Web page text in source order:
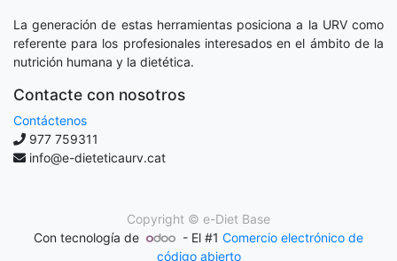
La generación de estas herramientas posiciona a la URV como
referente para los profesionales interesados en el ámbito de la
nutrición humana y la dietética.
Contacte con nosotros
Contáctenos
977 759311
info@e-dieteticaurv.cat
Copyright © e-Diet Base
Con tecnología de
- El #1 Comercio electrónico de
código abierto